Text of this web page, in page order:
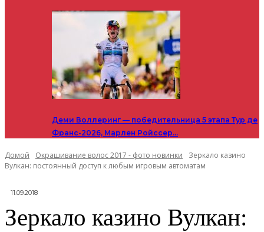
Деми Воллеринг — победительница 5 этапа Тур де
Франс-2026, Марлен Ройссер…
Домой Окрашивание волос 2017 - фото новинки
Зеркало казино
Вулкан: постоянный доступ к любым игровым автоматам
11.09.2018
Зеркало казино Вулкан: